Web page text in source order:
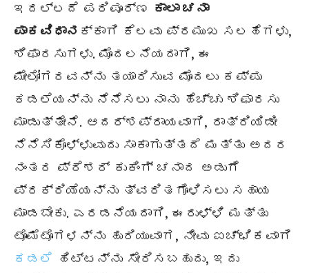
ಇದಲ್ಲದೆ ಪರಿಪೂರ್ಣ ಕಾಲಾ ಚನಾ
ಪಾಕವಿಧಾನ ಕ್ಕಾಗಿ ಕೆಲವು ಪ್ರಮುಖ ಸಲಹೆಗಳು,
ಶಿಫಾರಸುಗಳು. ಮೊದಲನೆಯದಾಗಿ, ಈ
ಮೇಲೋಗರವನ್ನು ತಯಾರಿಸುವ ಮೊದಲು ಕಪ್ಪು
ಕಡಲೆಯನ್ನು ನೆನೆಸಲು ನಾನು ಹೆಚ್ಚು ಶಿಫಾರಸು
ಮಾಡುತ್ತೇನೆ. ಆದರ್ಶಪ್ರಾಯವಾಗಿ, ರಾತ್ರಿಯಿಡೀ
ನೆನೆಸಿಕೊಳ್ಳುವುದು ಸಾಕಾಗುತ್ತದೆ ಮತ್ತು ಅದರ
ನಂತರ ಪ್ರೆಶರ್ ಕುಕಿಂಗ್ ಚನಾದ ಅಡುಗೆ
ಪ್ರಕ್ರಿಯೆಯನ್ನು ತ್ವರಿತಗೊಳಿಸಲು ಸಹಾಯ
ಮಾಡಬೇಕು. ಎರಡನೆಯದಾಗಿ, ಈರುಳ್ಳಿ ಮತ್ತು
ಟೊಮೆಟೊಗಳನ್ನು ಹುರಿಯುವಾಗ, ನೀವು ಐಚ್ಛಿಕವಾಗಿ
ಕಡಲೆ ಹಿಟ್ಟನ್ನು ಸೇರಿಸಬಹುದು, ಇದು